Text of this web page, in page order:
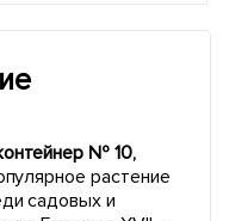
№ 10,
растение
садовых и